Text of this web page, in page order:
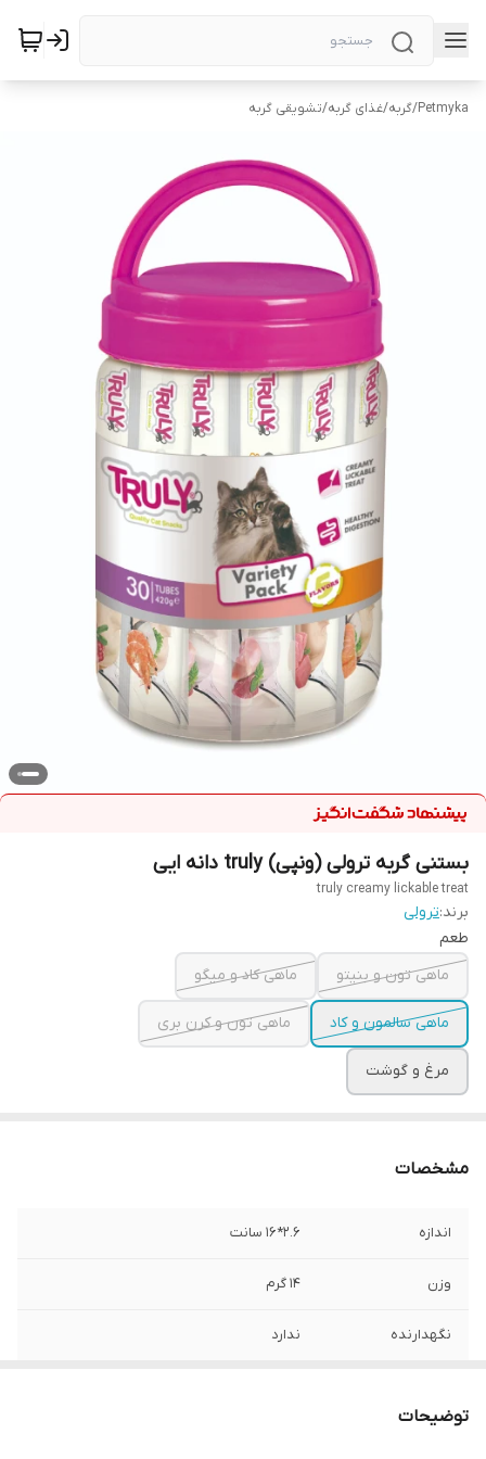
Petmyka
/گربه/غذای گربه/تشویقی گربه
بستنی گربه ترولی (ونپی) truly دانه ایی
truly creamy lickable treat
برند:ترولی
طعم
ماهی تون و بنیتو
ماهی کاد و میگو
ماهی سالمون و کاد ماهی تون و کرن بری
مرغ و گوشت
مشخصات
اندازه 2.6*16 سانت
وزن 14 گرم
نگهدارنده ندارد
توضیحات